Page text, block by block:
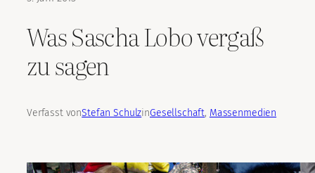
Was Sascha Lobo vergaß
zu sagen
Verfasst vonStefan SchulzinGesellschaft, Massenmedien